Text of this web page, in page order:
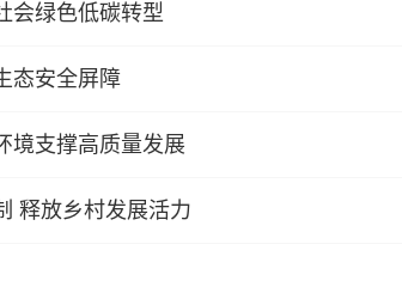
会绿色低碳转型
态安全屏障
境支撑高质量发展
释放乡村发展活力